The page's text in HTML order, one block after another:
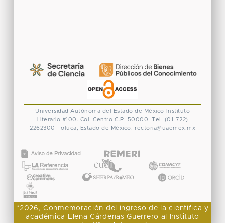
Universidad Autónoma del Estado de México
Instituto
Literario #100. Col. Centro C.P. 50000. Tel. (01-722)
2262300 Toluca, Estado de México. rectoria@uaemex.mx
"2026, Conmemoración del ingreso de la científica y
académica Elena Cárdenas Guerrero al Instituto